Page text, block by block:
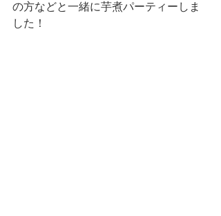
の方などと一緒に芋煮パーティーしま
した！